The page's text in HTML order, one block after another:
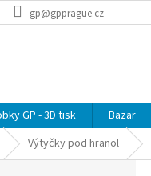
gp@gpprague.cz
GP - 3D tisk Bazar
Výtyčky pod hranol